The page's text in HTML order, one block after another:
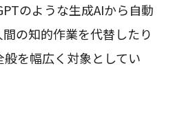
のような生成AIから自動
の知的作業を代替したり
を幅広く対象としてい